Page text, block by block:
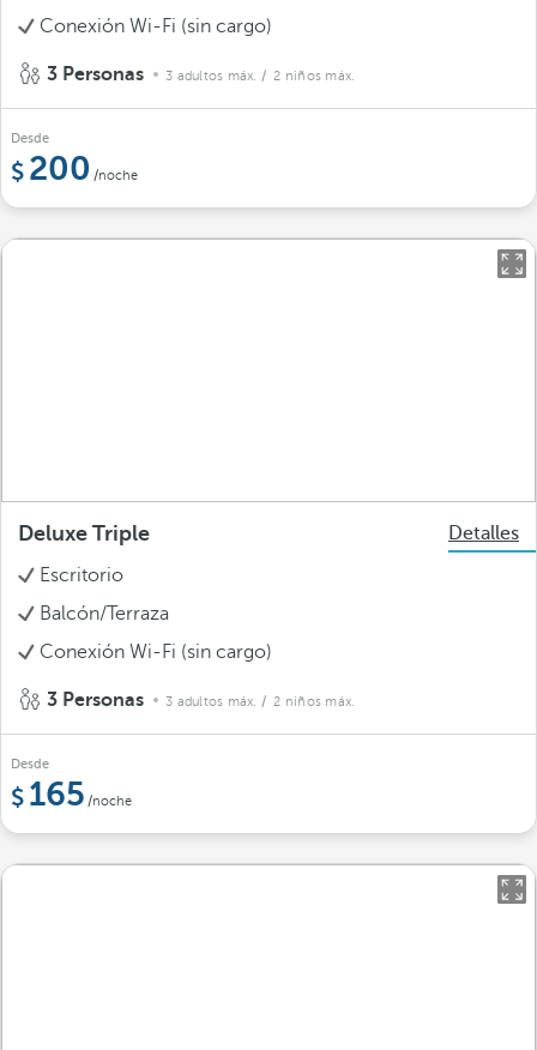
Conexión Wi-Fi (sin cargo)
3 Personas 3 adultos máx. / 2 niños máx.
Desde
200 /noche
Deluxe Triple
Detalles
Escritorio
Balcón/Terraza
Conexión Wi-Fi (sin cargo)
3 Personas 3 adultos máx. / 2 niños máx.
Desde
165 /noche